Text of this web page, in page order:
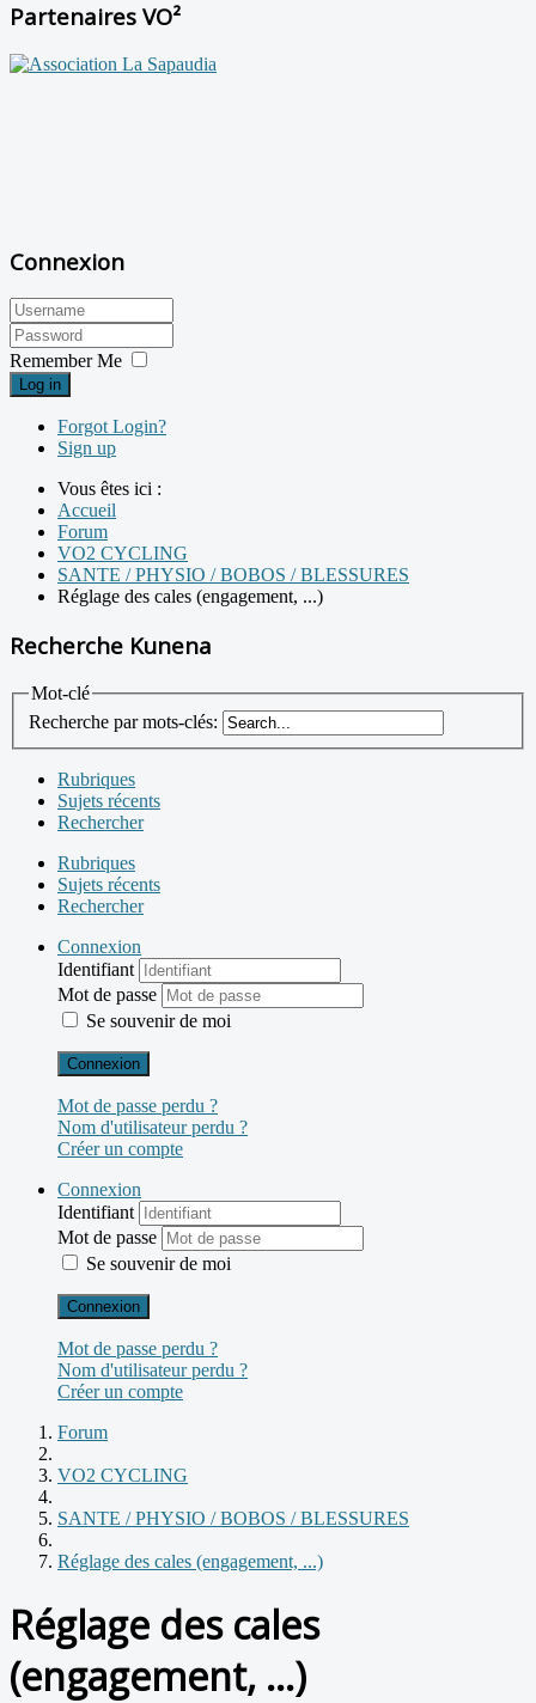
Partenaires VO²
Connexion
Remember Me
Log in
Forgot Login?
Sign up
Vous êtes ici :
Accueil
Forum
VO2 CYCLING
SANTE / PHYSIO / BOBOS / BLESSURES
Réglage des cales (engagement, ...)
Recherche Kunena
Mot-clé
Recherche par mots-clés:
Rubriques
Sujets récents
Rechercher
Rubriques
Sujets récents
Rechercher
Connexion
Identifiant
Mot de passe
Se souvenir de moi
Connexion
Mot de passe perdu ?
Nom d'utilisateur perdu ?
Créer un compte
Connexion
Identifiant
Mot de passe
Se souvenir de moi
Connexion
Mot de passe perdu ?
Nom d'utilisateur perdu ?
Créer un compte
Forum
VO2 CYCLING
SANTE / PHYSIO / BOBOS / BLESSURES
Réglage des cales (engagement, ...)
Réglage des cales
(engagement, ...)